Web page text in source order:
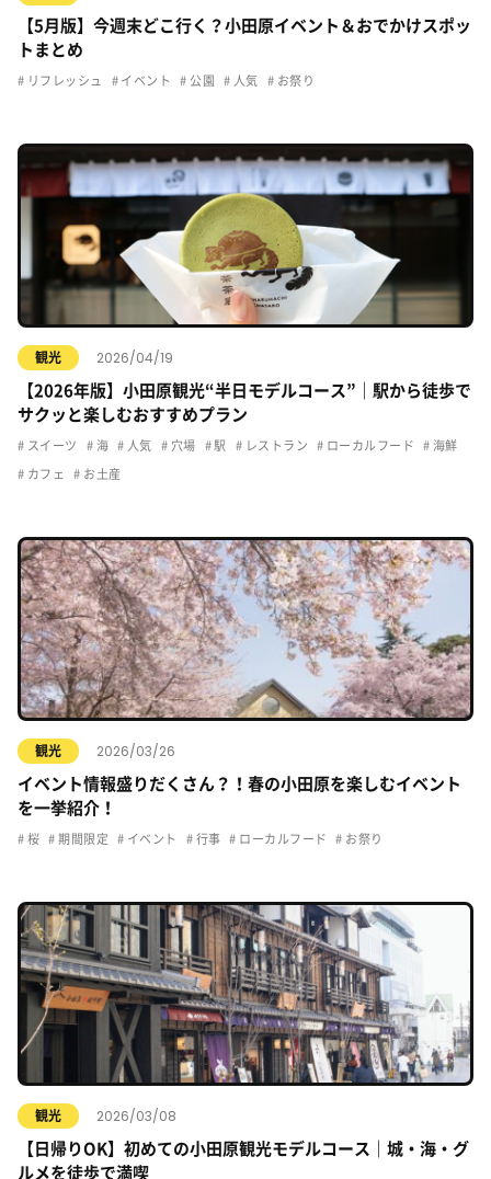
【5月版】今週末どこ行く？小田原イベント＆おでかけスポッ
トまとめ
リフレッシュ イベント 公園 人気 お祭り
観光 2026/04/19
【2026年版】小田原観光“半日モデルコース”｜駅から徒歩で
サクッと楽しむおすすめプラン
スイーツ 海 人気 穴場 駅 レストラン ローカルフード 海鮮
カフェ お土産
観光 2026/03/26
イベント情報盛りだくさん？！春の小田原を楽しむイベント
を一挙紹介！
桜 期間限定 イベント 行事 ローカルフード お祭り
観光 2026/03/08
【日帰りOK】初めての小田原観光モデルコース｜城・海・グ
ルメを徒歩で満喫